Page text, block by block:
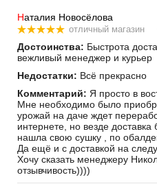
Наталия Новосёлова
отличный магазин
Достоинства: Быстрота
вежливый менеджер и курьер
Недостатки: Всё прекрасно
Комментарий: Я просто в
Мне необходимо было
урожай на даче ждет
интернете, но везде
нашла свою сушку , по
Да ещё и с доставкой на
Хочу сказать менеджеру
отзывчивость))))